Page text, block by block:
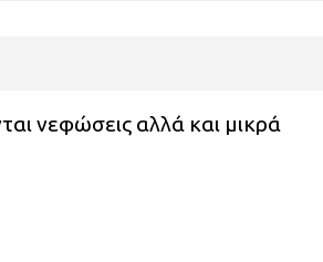
νεφώσεις αλλά και μικρά